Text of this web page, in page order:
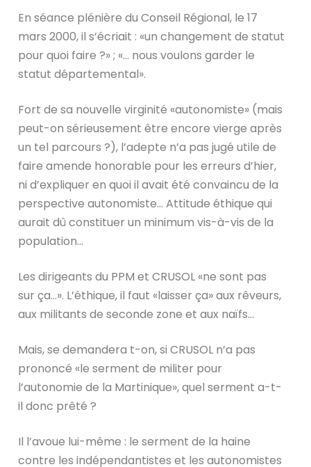
En séance plénière du Conseil Régional, le 17
mars 2000, il s’écriait : «un changement de statut
pour quoi faire ?» ; «… nous voulons garder le
statut départemental».
Fort de sa nouvelle virginité «autonomiste» (mais
peut-on sérieusement être encore vierge après
un tel parcours ?), l’adepte n’a pas jugé utile de
faire amende honorable pour les erreurs d’hier,
ni d’expliquer en quoi il avait été convaincu de la
perspective autonomiste… Attitude éthique qui
aurait dû constituer un minimum vis-à-vis de la
population…
Les dirigeants du PPM et CRUSOL «ne sont pas
sur ça…». L’éthique, il faut «laisser ça» aux rêveurs,
aux militants de seconde zone et aux naïfs…
Mais, se demandera t-on, si CRUSOL n’a pas
prononcé «le serment de militer pour
l’autonomie de la Martinique», quel serment a-t-
il donc prêté ?
Il l’avoue lui-même : le serment de la haine
contre les indépendantistes et les autonomistes